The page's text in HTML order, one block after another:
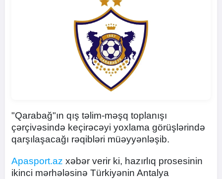
"Qarabağ"ın qış təlim-məşq toplanışı
çərçivəsində keçirəcəyi yoxlama görüşlərində
qarşılaşacağı rəqibləri müəyyənləşib.
Apasport.az xəbər verir ki, hazırlıq prosesinin
ikinci mərhələsinə Türkiyənin Antalya